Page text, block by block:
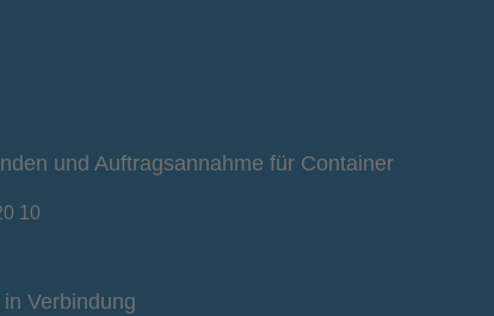
und Auftragsannahme für Container
10
Verbindung